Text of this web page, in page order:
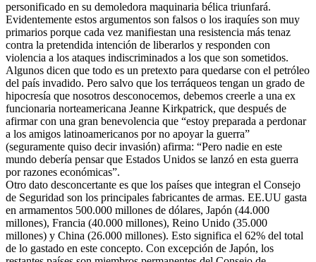
personificado en su demoledora maquinaria bélica triunfará.
Evidentemente estos argumentos son falsos o los iraquíes son muy
primarios porque cada vez manifiestan una resistencia más tenaz
contra la pretendida intención de liberarlos y responden con
violencia a los ataques indiscriminados a los que son sometidos.
Algunos dicen que todo es un pretexto para quedarse con el petróleo
del país invadido. Pero salvo que los terráqueos tengan un grado de
hipocresía que nosotros desconocemos, debemos creerle a una ex
funcionaria norteamericana Jeanne Kirkpatrick, que después de
afirmar con una gran benevolencia que “estoy preparada a perdonar
a los amigos latinoamericanos por no apoyar la guerra”
(seguramente quiso decir invasión) afirma: “Pero nadie en este
mundo debería pensar que Estados Unidos se lanzó en esta guerra
por razones económicas”.
Otro dato desconcertante es que los países que integran el Consejo
de Seguridad son los principales fabricantes de armas. EE.UU gasta
en armamentos 500.000 millones de dólares, Japón (44.000
millones), Francia (40.000 millones), Reino Unido (35.000
millones) y China (26.000 millones). Esto significa el 62% del total
de lo gastado en este concepto. Con excepción de Japón, los